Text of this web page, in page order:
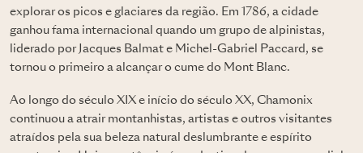
explorar os picos e glaciares da região. Em 1786, a cidade
ganhou fama internacional quando um grupo de alpinistas,
liderado por Jacques Balmat e Michel-Gabriel Paccard, se
tornou o primeiro a alcançar o cume do Mont Blanc.
Ao longo do século XIX e início do século XX, Chamonix
continuou a atrair montanhistas, artistas e outros visitantes
atraídos pela sua beleza natural deslumbrante e espírito